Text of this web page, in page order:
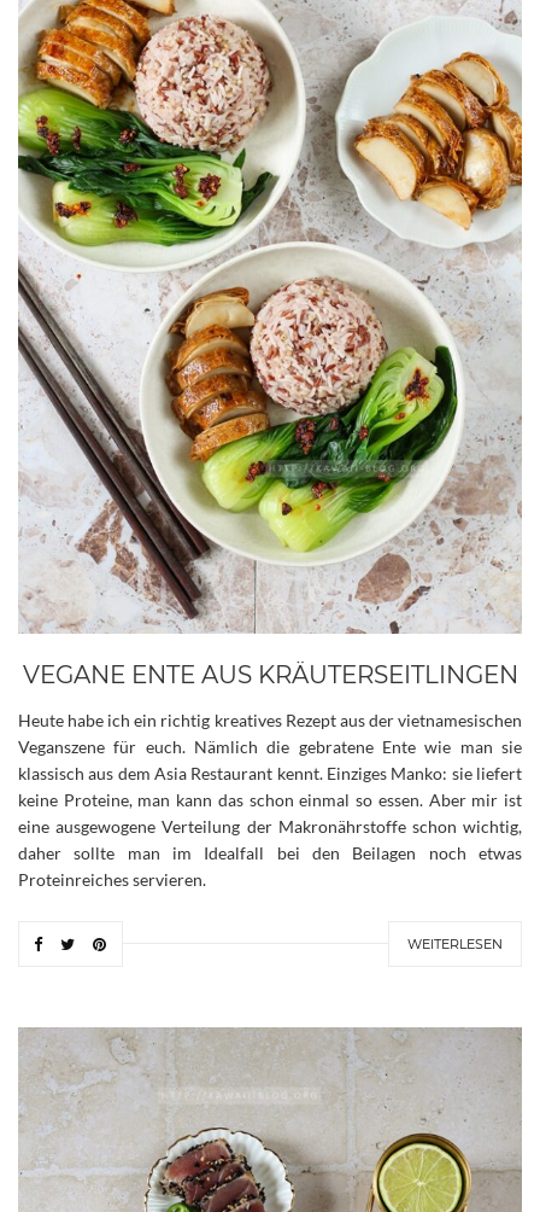
VEGANE ENTE AUS KRÄUTERSEITLINGEN
Heute habe ich ein richtig kreatives Rezept aus der vietnamesischen
Veganszene für euch. Nämlich die gebratene Ente wie man sie
klassisch aus dem Asia Restaurant kennt. Einziges Manko: sie liefert
keine Proteine, man kann das schon einmal so essen. Aber mir ist
eine ausgewogene Verteilung der Makronährstoffe schon wichtig,
daher sollte man im Idealfall bei den Beilagen noch etwas
Proteinreiches servieren.
WEITERLESEN